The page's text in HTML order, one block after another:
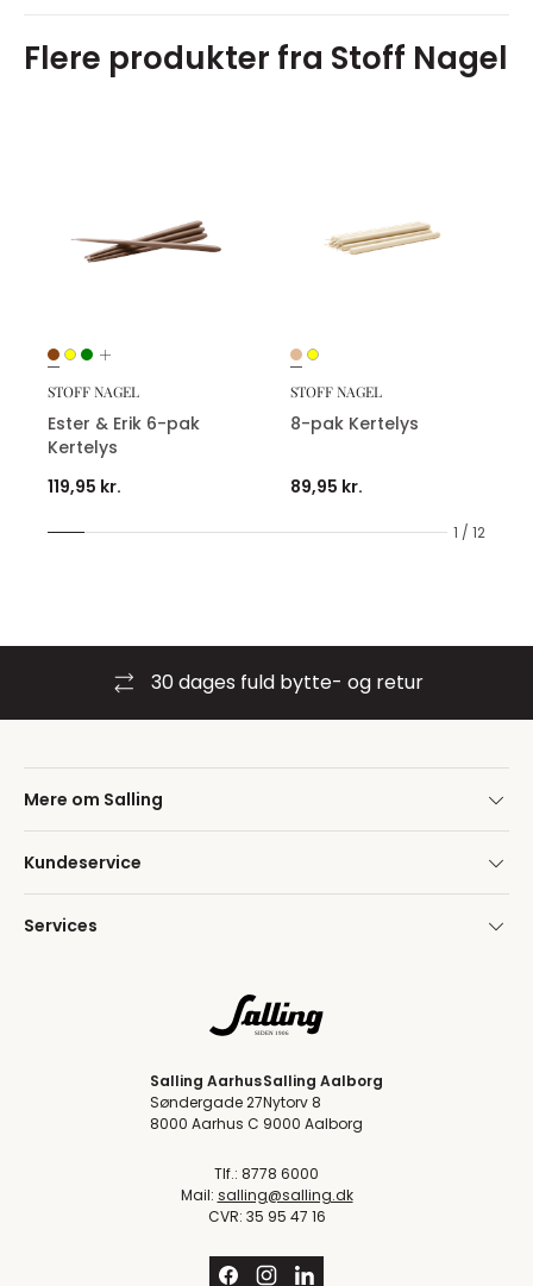
Flere produkter fra Stoff Nagel
1 / 12
STOFF NAGEL
Ester & Erik 6-pak
Kertelys
119,95 kr.
STOFF NAGEL
8-pak Kertelys
89,95 kr.
30 dages fuld bytte- og retur
Mere om Salling
Kundeservice
Services
Salling Aarhus
Søndergade 27
8000 Aarhus C
Salling Aalborg
Nytorv 8
9000 Aalborg
Tlf.: 8778 6000
Mail: salling@salling.dk
CVR: 35 95 47 16